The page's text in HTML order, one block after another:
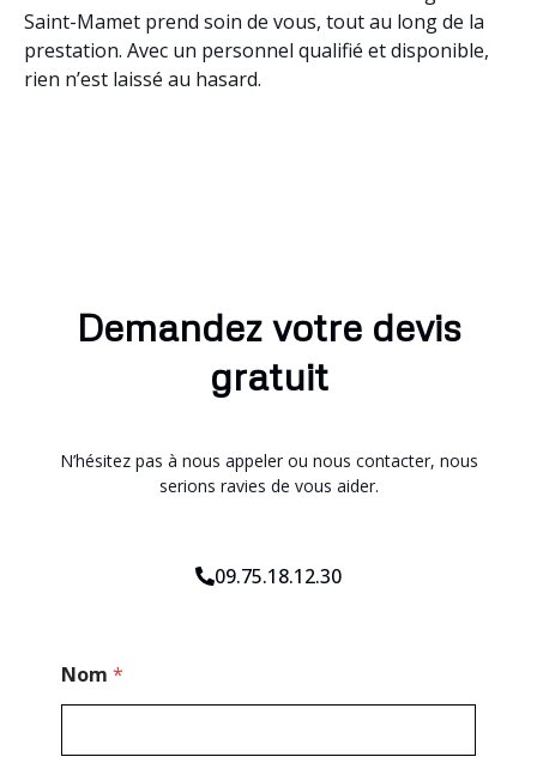
Saint-Mamet prend soin de vous, tout au long de la
prestation. Avec un personnel qualifié et disponible,
rien n’est laissé au hasard.
Demandez votre devis
gratuit
N’hésitez pas à nous appeler ou nous contacter, nous
serions ravies de vous aider.
09.75.18.12.30
Nom *